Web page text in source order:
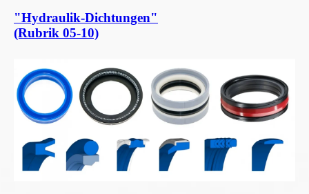
"Hydraulik-Dichtungen"
(Rubrik 05-10)